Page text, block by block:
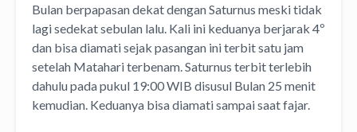
Bulan berpapasan dekat dengan Saturnus meski tidak
lagi sedekat sebulan lalu. Kali ini keduanya berjarak 4º
dan bisa diamati sejak pasangan ini terbit satu jam
setelah Matahari terbenam. Saturnus terbit terlebih
dahulu pada pukul 19:00 WIB disusul Bulan 25 menit
kemudian. Keduanya bisa diamati sampai saat fajar.